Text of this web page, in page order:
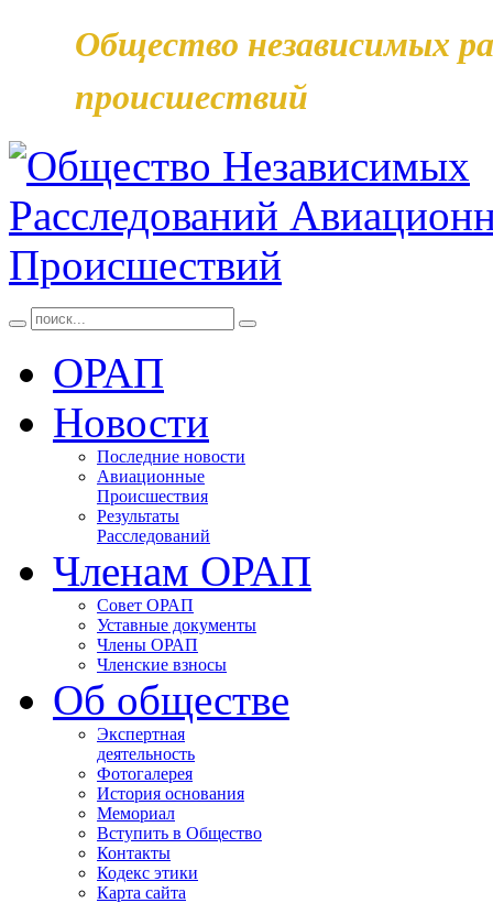
Общество независимых
происшествий
ОРАП
Новости
Последние новости
Авиационные
Происшествия
Результаты
Расследований
Членам ОРАП
Совет ОРАП
Уставные документы
Члены ОРАП
Членские взносы
Об обществе
Экспертная
деятельность
Фотогалерея
История основания
Мемориал
Вступить в Общество
Контакты
Кодекс этики
Карта сайта